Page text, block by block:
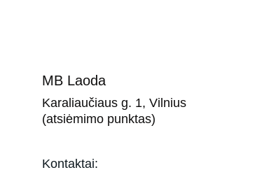
MB Laoda
Karaliaučiaus g. 1, Vilnius
(atsiėmimo punktas)
Kontaktai: